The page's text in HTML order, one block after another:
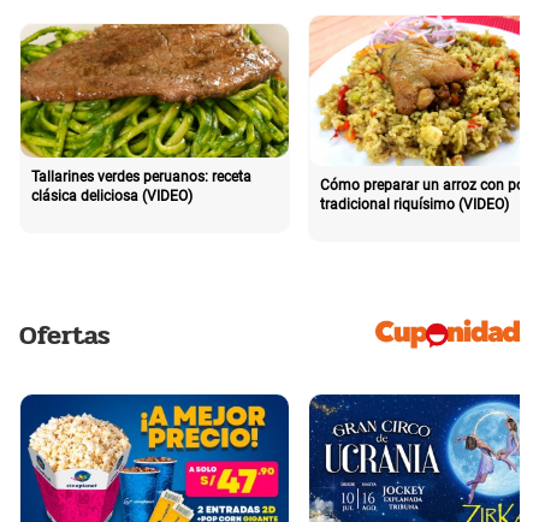
Tallarines verdes peruanos: receta
clásica deliciosa (VIDEO)
Cómo preparar un arroz con pollo
tradicional riquísimo (VIDEO)
Ofertas